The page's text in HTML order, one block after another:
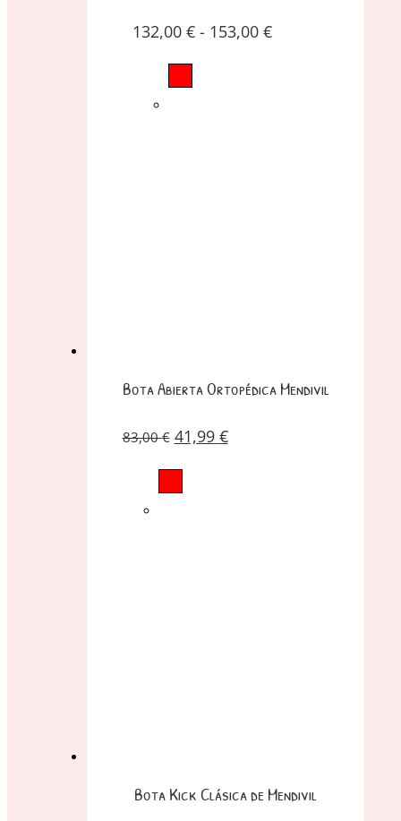
132,00 € - 153,00 €
Bota Abierta Ortopédica Mendivil
83,00€ 41,99 €
Bota Kick Clásica de Mendivil